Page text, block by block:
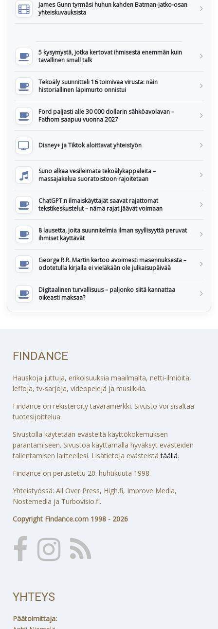
James Gunn tyrmäsi huhun kahden Batman-jatko-osan
yhteiskuvauksista
5 kysymystä, jotka kertovat ihmisestä enemmän kuin
tavallinen small talk
Tekoäly suunnitteli 16 toimivaa virusta: näin
historiallinen läpimurto onnistui
Ford paljasti alle 30 000 dollarin sähköavolavan –
Fathom saapuu vuonna 2027
Disney+ ja Tiktok aloittavat yhteistyön
Suno alkaa vesileimata tekoälykappaleita –
massajakelua suoratoistoon rajoitetaan
ChatGPT:n ilmaiskäyttäjät saavat rajattomat
tekstikeskustelut – nämä rajat jäävät voimaan
8 lausetta, joita suunnitelmia ilman syyllisyyttä peruvat
ihmiset käyttävät
George R.R. Martin kertoo avoimesti masennuksesta –
odotetulla kirjalla ei vieläkään ole julkaisupäivää
Digitaalinen turvallisuus – paljonko siitä kannattaa
oikeasti maksaa?
FINDANCE
Hauskoja juttuja, erikoisuuksia maailmalta, netti-ilmiöitä,
leffoja, tv-sarjoja, videopelejä ja musiikkia.
Findance on rekisteröity tavaramerkki. Sivusto voi sisältää
tuotesijoittelua.
Sivustolla käytetään evästeitä käyttökokemuksen
parantamiseen. Sivustoa käyttämällä hyväksyt evästeiden
tallentamisen laitteellesi. Lisätietoja evästeistätäällä.
Findance on perustettu 20. huhtikuuta 1998.
Yhteistyössä: All Over Press, High.fi, Improve Media,
Nostemedia ja Turbovisio.fi.
Copyright Findance.com 1998 - 2026
YHTEYS
Päätoimittaja: